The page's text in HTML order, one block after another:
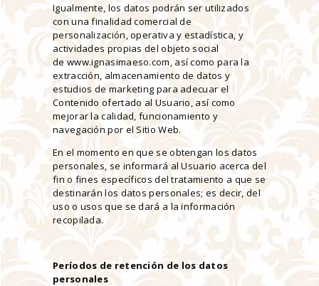
Igualmente, los datos podrán ser utilizados
con una finalidad comercial de
personalización, operativa y estadística, y
actividades propias del objeto social
de www.ignasimaeso.com, así como para la
extracción, almacenamiento de datos y
estudios de marketing para adecuar el
Contenido ofertado al Usuario, así como
mejorar la calidad, funcionamiento y
navegación por el Sitio Web.
En el momento en que se obtengan los datos
personales, se informará al Usuario acerca del
fin o fines específicos del tratamiento a que se
destinarán los datos personales; es decir, del
uso o usos que se dará a la información
recopilada.
Períodos de retención de los datos
personales